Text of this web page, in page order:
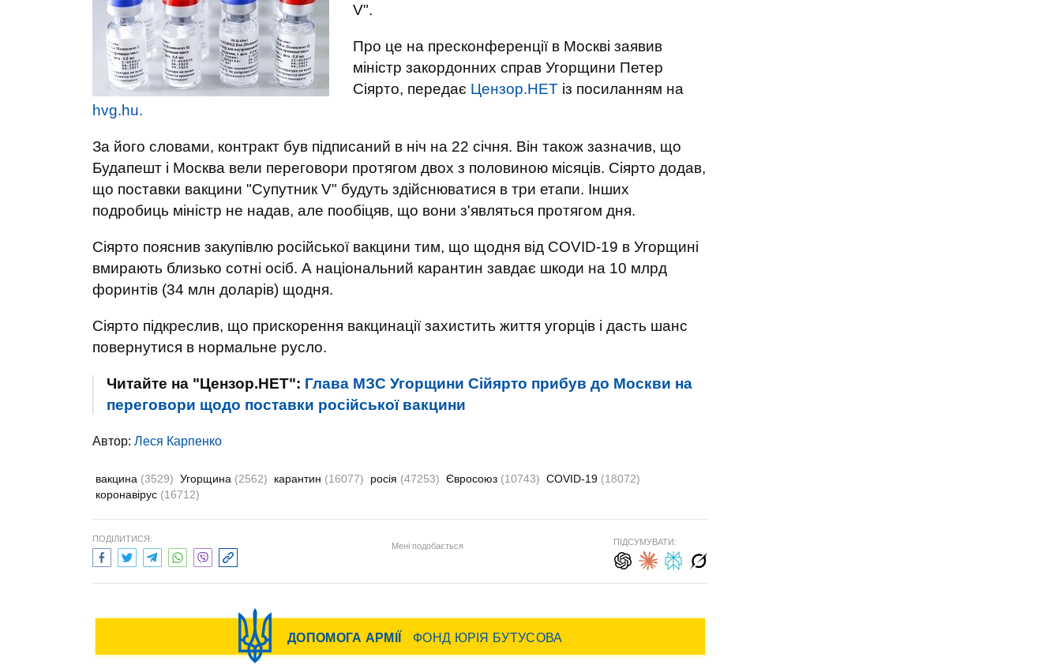
V".
Про це на пресконференції в Москві заявив
міністр закордонних справ Угорщини Петер
Сіярто, передає Цензор.НЕТ із посиланням на
hvg.hu.
За його словами, контракт був підписаний в ніч на 22 січня. Він також зазначив, що
Будапешт і Москва вели переговори протягом двох з половиною місяців. Сіярто додав,
що поставки вакцини "Супутник V" будуть здійснюватися в три етапи. Інших
подробиць міністр не надав, але пообіцяв, що вони з'являться протягом дня.
Сіярто пояснив закупівлю російської вакцини тим, що щодня від COVID-19 в Угорщині
вмирають близько сотні осіб. А національний карантин завдає шкоди на 10 млрд
форинтів (34 млн доларів) щодня.
Сіярто підкреслив, що прискорення вакцинації захистить життя угорців і дасть шанс
повернутися в нормальне русло.
Читайте на "Цензор.НЕТ": Глава МЗС Угорщини Сійярто прибув до Москви на
переговори щодо поставки російської вакцини
Автор: Леся Карпенко
вакцина (3529) Угорщина (2562) карантин (16077) росія (47253) Євросоюз (10743) COVID-19 (18072)
коронавірус (16712)
ПОДІЛИТИСЯ:
Мені подобається ПІДСУМУВАТИ: